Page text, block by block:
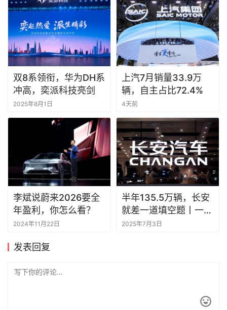
双8系领衔，华为DH系
冲高，奕派科技亮剑
2025年8月1日
上汽7月销量33.9万
辆，自主占比72.4%
4天前
李斌说蔚来2026要全
年盈利，你怎么看？
2024年11月22日
半年135.5万辆，长安
就差一道填空题丨一句
话点评
2025年7月3日
发表回复